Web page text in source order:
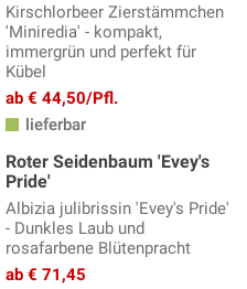
Kirschlorbeer Zierstämmchen
'Miniredia' - kompakt,
immergrün und perfekt für
Kübel
ab € 44,50/Pfl.
lieferbar
Roter Seidenbaum 'Evey's
Pride'
Albizia julibrissin 'Evey's Pride'
- Dunkles Laub und
rosafarbene Blütenpracht
ab € 71,45